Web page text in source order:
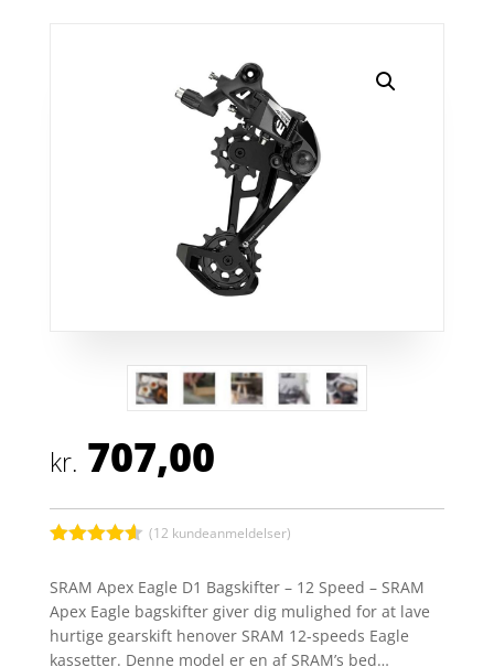
kr. 707,00
ud af 5
baseret
på
kundebedø
(12 kundeanmeldelser)
SRAM Apex Eagle D1 Bagskifter – 12 Speed – SRAM
Apex Eagle bagskifter giver dig mulighed for at lave
hurtige gearskift henover SRAM 12-speeds Eagle
kassetter. Denne model er en af SRAM’s bed…